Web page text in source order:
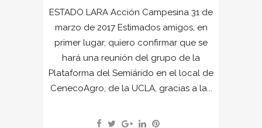
ESTADO LARA Acción Campesina 31 de
marzo de 2017 Estimados amigos, en
primer lugar, quiero confirmar que se
hará una reunión del grupo de la
Plataforma del Semiárido en el local de
CenecoAgro, de la UCLA, gracias a la...